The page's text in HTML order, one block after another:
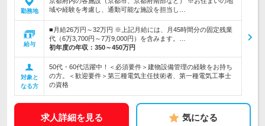
勤務地
域や経験を考慮し、通勤可能な施設を担当し…
給与
■月給26万円～32万円 ※上記月給には、月45時間分の固定残業
代（6万3,700円～7万9,000円）を含みます。…
初年度の年収： 350～450万円
対象と
なる方
50代・60代活躍中！＜必須要件＞建物設備管理の経験をお持ち
の方。＜歓迎要件＞第三種電気主任技術者、第一種電気工事士
の資格
求人詳細を見る 気になる